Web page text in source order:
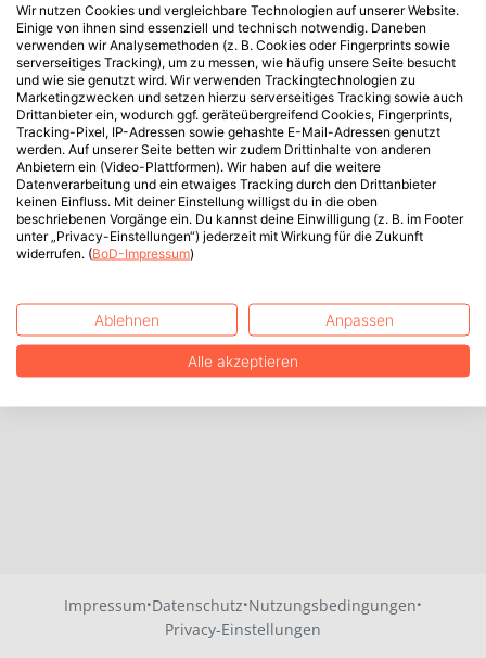
Impressum·Datenschutz·Nutzungsbedingungen·
Privacy-Einstellungen
Wir nutzen Cookies und vergleichbare Technologien auf unserer Website.
Einige von ihnen sind essenziell und technisch notwendig. Daneben
verwenden wir Analysemethoden (z. B. Cookies oder Fingerprints sowie
serverseitiges Tracking), um zu messen, wie häufig unsere Seite besucht
und wie sie genutzt wird. Wir verwenden Trackingtechnologien zu
Marketingzwecken und setzen hierzu serverseitiges Tracking sowie auch
Drittanbieter ein, wodurch ggf. geräteübergreifend Cookies, Fingerprints,
Tracking-Pixel, IP-Adressen sowie gehashte E-Mail-Adressen genutzt
werden. Auf unserer Seite betten wir zudem Drittinhalte von anderen
Anbietern ein (Video-Plattformen). Wir haben auf die weitere
Datenverarbeitung und ein etwaiges Tracking durch den Drittanbieter
keinen Einfluss. Mit deiner Einstellung willigst du in die oben
beschriebenen Vorgänge ein. Du kannst deine Einwilligung (z. B. im Footer
unter „Privacy-Einstellungen“) jederzeit mit Wirkung für die Zukunft
widerrufen. (BoD-Impressum)
Ablehnen Anpassen
Alle akzeptieren